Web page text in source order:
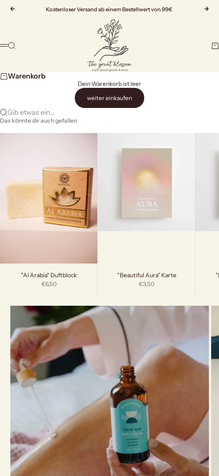
Zurück
Kostenloser Versand ab einem Bestellwert von 99€
Vor
The Great Blossom
Menü
Suche
Warenkorb
Dein Warenkorb ist leer
weiter einkaufen
Gib etwas ein...
Das könnte dir auch gefallen
"Al Arabia" Duftblock
Angebot
€6,50
"Beautiful Aura" Karte
Angebot
€3,50